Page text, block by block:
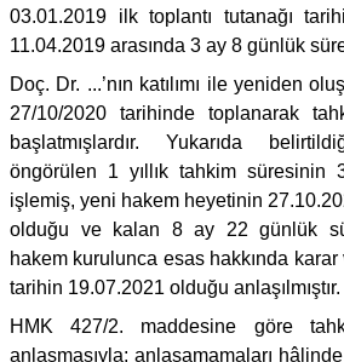
03.01.2019 ilk toplantı tutanağı
11.04.2019 arasında 3 ay 8 günlük
Doç. Dr. ...’nın katılımı ile yeniden
27/10/2020 tarihinde toplanarak
başlatmışlardır. Yukarıda
öngörülen 1 yıllık tahkim
işlemiş, yeni hakem heyetinin
olduğu ve kalan 8 ay 22 günlük
hakem kurulunca esas hakkında
tarihin 19.07.2021 olduğu anlaşılmıştır.
HMK 427/2. maddesine göre
anlaşmasıyla; anlaşamamaları